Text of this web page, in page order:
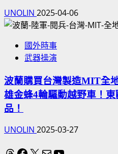
UNOLIN 2025-04-06
國外時事
武器操演
波蘭購買台灣製造MIT全
雄金蜂4輪驅動越野車！
品！
UNOLIN 2025-03-27